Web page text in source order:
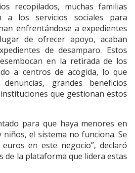
recopilados, muchas familias
a los servicios sociales para
enfrentándose a expedientes
de ofrecer apoyo, acaban
de desamparo. Estos
en la retirada de los
a centros de acogida, lo que
grandes beneficios
que gestionan estos
para que haya menores en
niños, el sistema no funciona. Se
en este negocio”, declaró
de la plataforma que lidera estas